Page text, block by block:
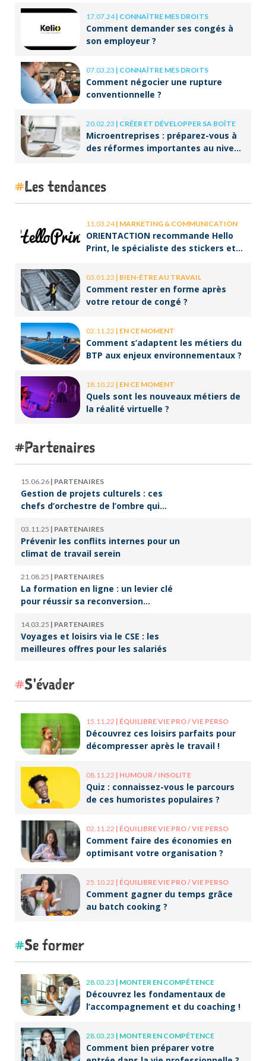
17.07.24| CONNAÎTRE MES DROITS
Comment demander ses congés à
son employeur ?
07.03.23 | CONNAÎTRE MES DROITS
Comment négocier une rupture
conventionnelle ?
20.02.23 | CRÉER ET DÉVELOPPER SA BOÎTE
Microentreprises : préparez-vous à
des réformes importantes au niveau
Les tendances
11.03.24| MARKETING & COMMUNICATION
ORIENTACTION recommande Hello
Print, le spécialiste des stickers et
03.01.23 | BIEN-ÊTRE AU TRAVAIL
Comment rester en forme après
votre retour de congé ?
02.11.22 | EN CE MOMENT
Comment s’adaptent les métiers du
BTP aux enjeux environnementaux ?
18.10.22 | EN CE MOMENT
Quels sont les nouveaux métiers de
la réalité virtuelle ?
Partenaires
15.06.26 | PARTENAIRES
Gestion de projets culturels : ces
chefs d’orchestre de l’ombre qui
03.11.25 | PARTENAIRES
Prévenir les conflits internes pour un
climat de travail serein
21.08.25 | PARTENAIRES
La formation en ligne : un levier clé
pour réussir sa reconversion
14.03.25 | PARTENAIRES
Voyages et loisirs via le CSE : les
meilleures offres pour les salariés
S'évader
15.11.22 | ÉQUILIBRE VIE PRO / VIE PERSO
Découvrez ces loisirs parfaits pour
décompresser après le travail !
08.11.22 | HUMOUR / INSOLITE
Quiz : connaissez-vous le parcours
de ces humoristes populaires ?
02.11.22 | ÉQUILIBRE VIE PRO / VIE PERSO
Comment faire des économies en
optimisant votre organisation ?
25.10.22 | ÉQUILIBRE VIE PRO / VIE PERSO
Comment gagner du temps grâce
au batch cooking ?
Se former
28.03.23 | MONTER EN COMPÉTENCE
Découvrez les fondamentaux de
l’accompagnement et du coaching !
28.03.23 | MONTER EN COMPÉTENCE
Comment bien préparer votre